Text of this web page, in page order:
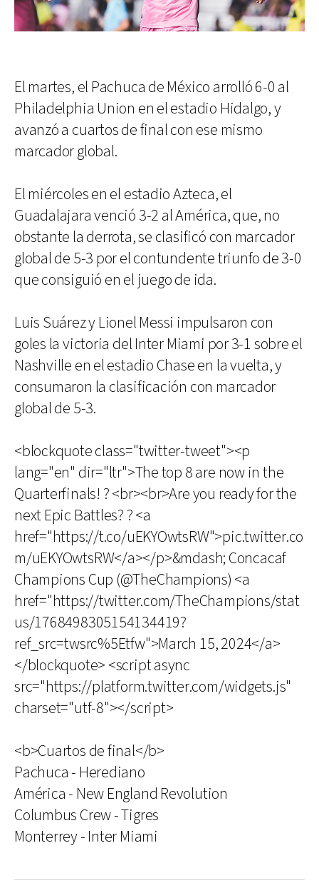
El martes, el Pachuca de México arrolló 6-0 al
Philadelphia Union en el estadio Hidalgo, y
avanzó a cuartos de final con ese mismo
marcador global.
El miércoles en el estadio Azteca, el
Guadalajara venció 3-2 al América, que, no
obstante la derrota, se clasificó con marcador
global de 5-3 por el contundente triunfo de 3-0
que consiguió en el juego de ida.
Luis Suárez y Lionel Messi impulsaron con
goles la victoria del Inter Miami por 3-1 sobre el
Nashville en el estadio Chase en la vuelta, y
consumaron la clasificación con marcador
global de 5-3.
<blockquote class="twitter-tweet"><p
lang="en" dir="ltr">The top 8 are now in the
Quarterfinals! ? <br><br>Are you ready for the
next Epic Battles? ? <a
href="https://t.co/uEKYOwtsRW">pic.twitter.co
m/uEKYOwtsRW</a></p>&mdash; Concacaf
Champions Cup (@TheChampions) <a
href="https://twitter.com/TheChampions/stat
us/1768498305154134419?
ref_src=twsrc%5Etfw">March 15, 2024</a>
</blockquote> <script async
src="https://platform.twitter.com/widgets.js"
charset="utf-8"></script>
<b>Cuartos de final</b>
Pachuca - Herediano
América - New England Revolution
Columbus Crew - Tigres
Monterrey - Inter Miami